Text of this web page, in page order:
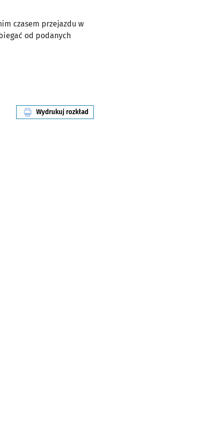
czasem przejazdu w
od podanych
Wydrukuj rozkład
linii nr 103